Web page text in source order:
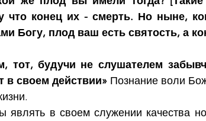
что конец их - смерть. Но ныне,
Богу, плод ваш есть святость, а
тот, будучи не слушателем
в своем действии» Познание воли
являть в своем служении качества